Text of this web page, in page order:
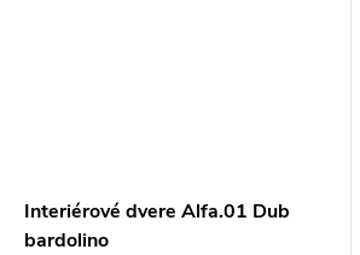
Interiérové dvere Alfa.01 Dub
bardolino